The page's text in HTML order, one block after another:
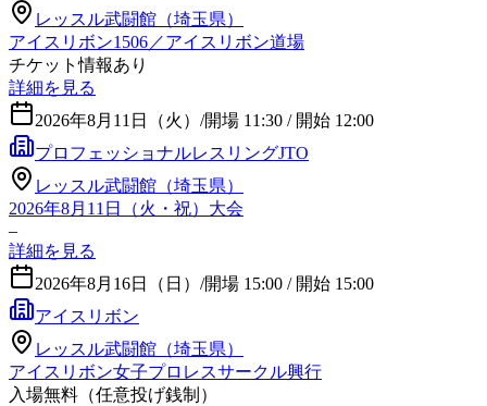
レッスル武闘館（埼玉県）
アイスリボン1506／アイスリボン道場
チケット情報あり
詳細を見る
2026年8月11日（火） /開場 11:30 / 開始 12:00
プロフェッショナルレスリングJTO
レッスル武闘館（埼玉県）
2026年8月11日（火・祝）大会
–
詳細を見る
2026年8月16日（日） /開場 15:00 / 開始 15:00
アイスリボン
レッスル武闘館（埼玉県）
アイスリボン女子プロレスサークル興行
入場無料（任意投げ銭制）